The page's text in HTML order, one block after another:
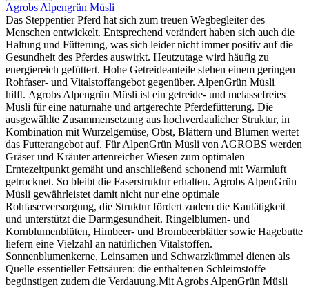
Agrobs Alpengrün Müsli
Das Steppentier Pferd hat sich zum treuen Wegbegleiter des
Menschen entwickelt. Entsprechend verändert haben sich auch die
Haltung und Fütterung, was sich leider nicht immer positiv auf die
Gesundheit des Pferdes auswirkt. Heutzutage wird häufig zu
energiereich gefüttert. Hohe Getreideanteile stehen einem geringen
Rohfaser- und Vitalstoffangebot gegenüber. AlpenGrün Müsli
hilft. Agrobs Alpengrün Müsli ist ein getreide- und melassefreies
Müsli für eine naturnahe und artgerechte Pferdefütterung. Die
ausgewählte Zusammensetzung aus hochverdaulicher Struktur, in
Kombination mit Wurzelgemüse, Obst, Blättern und Blumen wertet
das Futterangebot auf. Für AlpenGrün Müsli von AGROBS werden
Gräser und Kräuter artenreicher Wiesen zum optimalen
Erntezeitpunkt gemäht und anschließend schonend mit Warmluft
getrocknet. So bleibt die Faserstruktur erhalten. Agrobs AlpenGrün
Müsli gewährleistet damit nicht nur eine optimale
Rohfaserversorgung, die Struktur fördert zudem die Kautätigkeit
und unterstützt die Darmgesundheit. Ringelblumen- und
Kornblumenblüten, Himbeer- und Brombeerblätter sowie Hagebutte
liefern eine Vielzahl an natürlichen Vitalstoffen.
Sonnenblumenkerne, Leinsamen und Schwarzkümmel dienen als
Quelle essentieller Fettsäuren: die enthaltenen Schleimstoffe
begünstigen zudem die Verdauung.Mit Agrobs AlpenGrün Müsli